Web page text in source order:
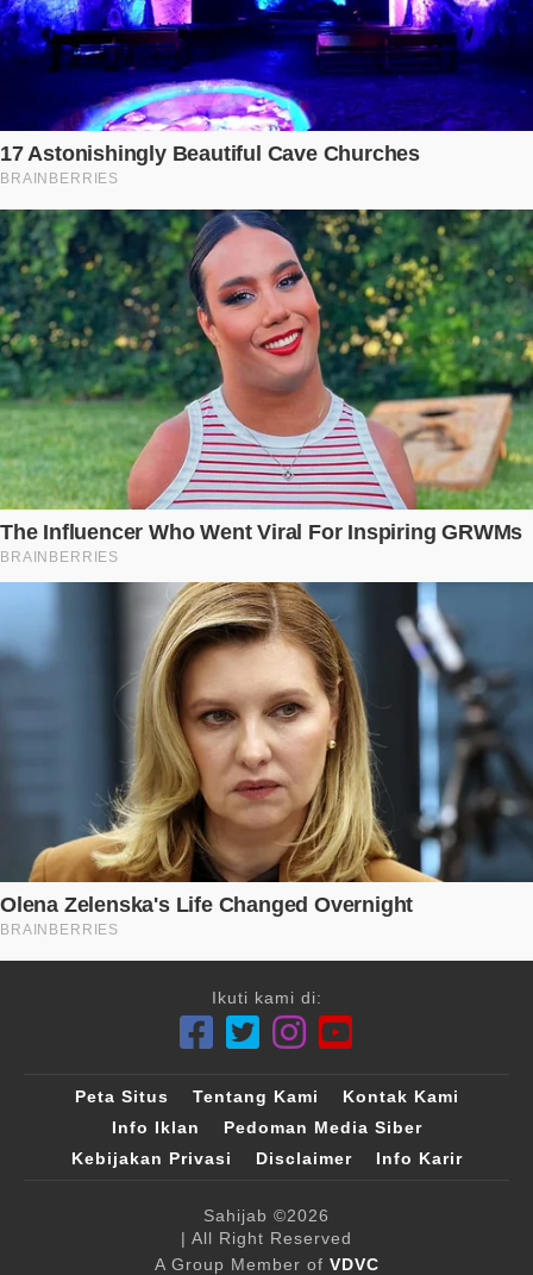
Ikuti kami di:
Peta Situs Tentang Kami
Kontak Kami
Info Iklan
Pedoman Media Siber
Kebijakan Privasi
Disclaimer Info Karir
Sahijab ©2026
| All Right Reserved
A Group Member of VDVC